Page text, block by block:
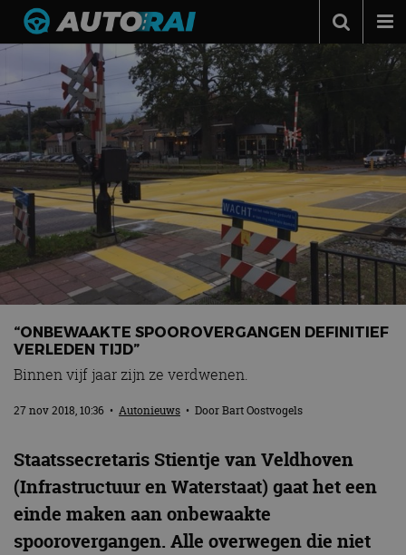
Autonieuws
Podcast
Autotests
Automerken
Adverteren
Contact
MotorRAI.nl
“ONBEWAAKTE SPOOROVERGANGEN DEFINITIEF
VERLEDEN TIJD”
Binnen vijf jaar zijn ze verdwenen.
27 nov 2018, 10:36 • Autonieuws • DoorBart Oostvogels
Staatssecretaris Stientje van Veldhoven
(Infrastructuur en Waterstaat) gaat het een
einde maken aan onbewaakte
spoorovergangen. Alle overwegen die niet